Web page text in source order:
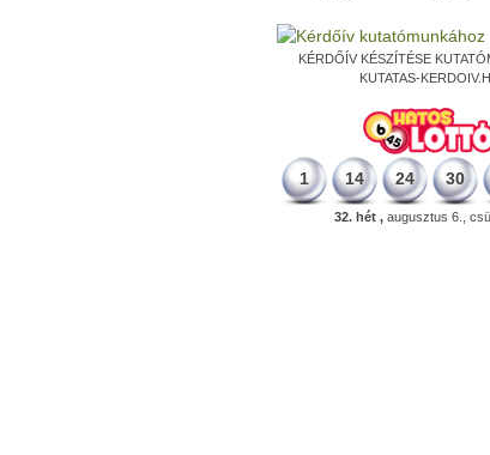
KÉRDŐÍV KÉSZÍTÉSE
KUTATAS-
1 14 24 30
32. hét , augusztus 6.,